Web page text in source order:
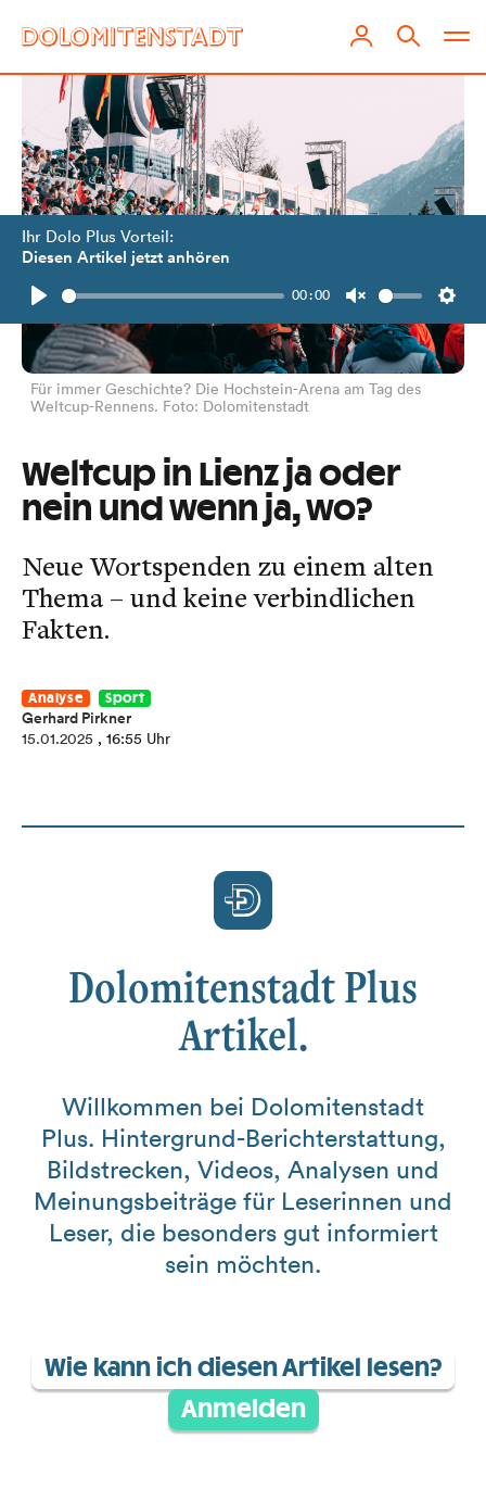
Ihr Dolo Plus Vorteil:
Diesen Artikel jetzt anhören
Play
00:00
Unmute
Für immer Geschichte? Die Hochstein-Arena am Tag des
Weltcup-Rennens. Foto: Dolomitenstadt
Weltcup in Lienz ja oder
nein und wenn ja, wo?
Neue Wortspenden zu einem alten
Thema – und keine verbindlichen
Fakten.
Analyse Sport
Gerhard Pirkner
15.01.2025 , 16:55 Uhr
Dolomitenstadt Plus
Artikel.
Willkommen bei Dolomitenstadt
Plus. Hintergrund-Berichterstattung,
Bildstrecken, Videos, Analysen und
Meinungsbeiträge für Leserinnen und
Leser, die besonders gut informiert
sein möchten.
Wie kann ich diesen Artikel lesen?
Anmelden